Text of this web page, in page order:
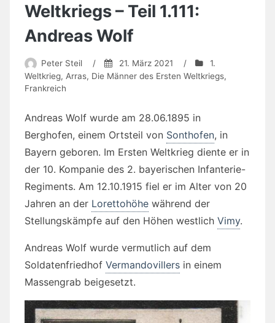
Weltkriegs – Teil 1.111:
Andreas Wolf
Peter Steil / 21. März 2021 /
1.
Weltkrieg, Arras, Die Männer des Ersten Weltkriegs,
Frankreich
Andreas Wolf wurde am 28.06.1895 in
Berghofen, einem Ortsteil von Sonthofen, in
Bayern geboren. Im Ersten Weltkrieg diente er in
der 10. Kompanie des 2. bayerischen Infanterie-
Regiments. Am 12.10.1915 fiel er im Alter von 20
Jahren an der Lorettohöhe während der
Stellungskämpfe auf den Höhen westlich Vimy.
Andreas Wolf wurde vermutlich auf dem
Soldatenfriedhof Vermandovillers in einem
Massengrab beigesetzt.